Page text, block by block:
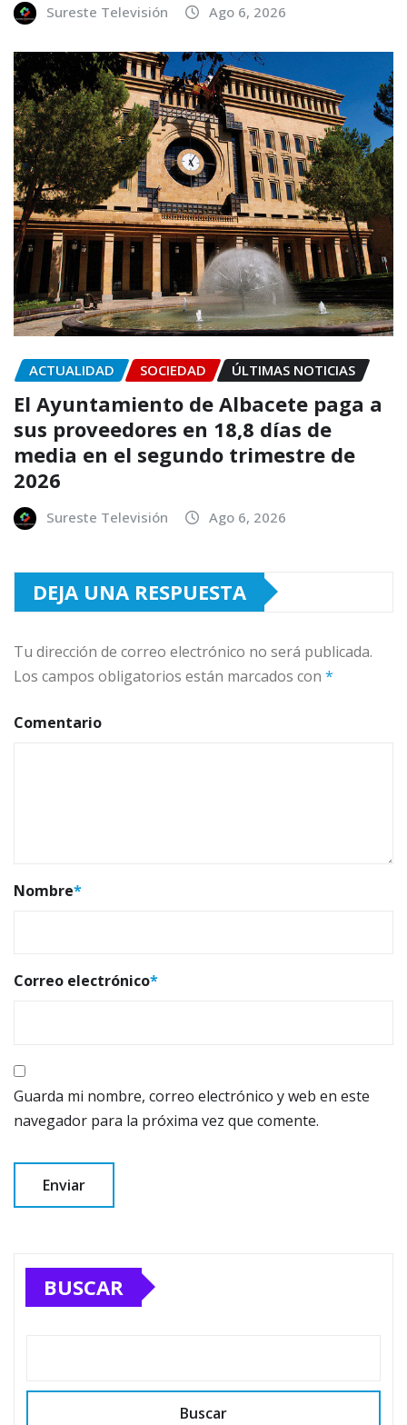
Sureste Televisión Ago 6, 2026
ACTUALIDAD SOCIEDAD ÚLTIMAS NOTICIAS
El Ayuntamiento de Albacete paga a
sus proveedores en 18,8 días de
media en el segundo trimestre de
2026
Sureste Televisión Ago 6, 2026
DEJA UNA RESPUESTA
Tu dirección de correo electrónico no será publicada.
Los campos obligatorios están marcados con *
Comentario
Nombre*
Correo electrónico*
Guarda mi nombre, correo electrónico y web en este
navegador para la próxima vez que comente.
BUSCAR
Buscar